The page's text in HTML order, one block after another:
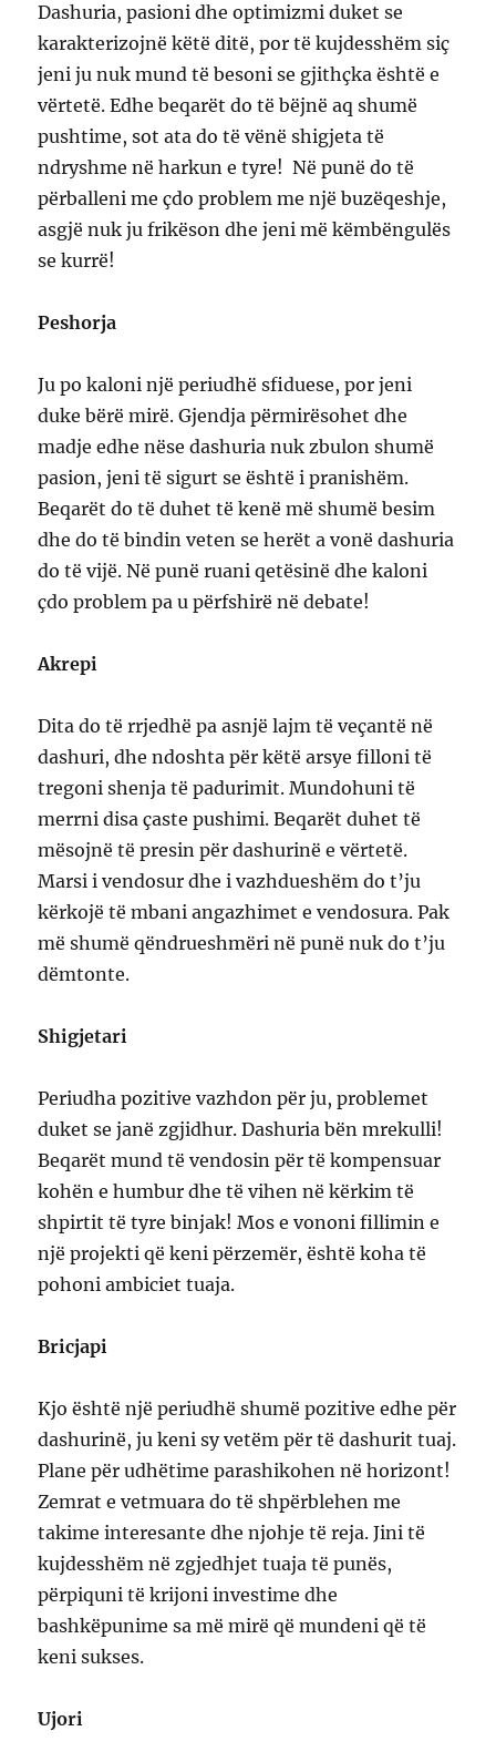
Dashuria, pasioni dhe optimizmi duket se
karakterizojnë këtë ditë, por të kujdesshëm siç
jeni ju nuk mund të besoni se gjithçka është e
vërtetë. Edhe beqarët do të bëjnë aq shumë
pushtime, sot ata do të vënë shigjeta të
ndryshme në harkun e tyre! Në punë do të
përballeni me çdo problem me një buzëqeshje,
asgjë nuk ju frikëson dhe jeni më këmbëngulës
se kurrë!
Peshorja
Ju po kaloni një periudhë sfiduese, por jeni
duke bërë mirë. Gjendja përmirësohet dhe
madje edhe nëse dashuria nuk zbulon shumë
pasion, jeni të sigurt se është i pranishëm.
Beqarët do të duhet të kenë më shumë besim
dhe do të bindin veten se herët a vonë dashuria
do të vijë. Në punë ruani qetësinë dhe kaloni
çdo problem pa u përfshirë në debate!
Akrepi
Dita do të rrjedhë pa asnjë lajm të veçantë në
dashuri, dhe ndoshta për këtë arsye filloni të
tregoni shenja të padurimit. Mundohuni të
merrni disa çaste pushimi. Beqarët duhet të
mësojnë të presin për dashurinë e vërtetë.
Marsi i vendosur dhe i vazhdueshëm do t’ju
kërkojë të mbani angazhimet e vendosura. Pak
më shumë qëndrueshmëri në punë nuk do t’ju
dëmtonte.
Shigjetari
Periudha pozitive vazhdon për ju, problemet
duket se janë zgjidhur. Dashuria bën mrekulli!
Beqarët mund të vendosin për të kompensuar
kohën e humbur dhe të vihen në kërkim të
shpirtit të tyre binjak! Mos e vononi fillimin e
një projekti që keni përzemër, është koha të
pohoni ambiciet tuaja.
Bricjapi
Kjo është një periudhë shumë pozitive edhe për
dashurinë, ju keni sy vetëm për të dashurit tuaj.
Plane për udhëtime parashikohen në horizont!
Zemrat e vetmuara do të shpërblehen me
takime interesante dhe njohje të reja. Jini të
kujdesshëm në zgjedhjet tuaja të punës,
përpiquni të krijoni investime dhe
bashkëpunime sa më mirë që mundeni që të
keni sukses.
Ujori